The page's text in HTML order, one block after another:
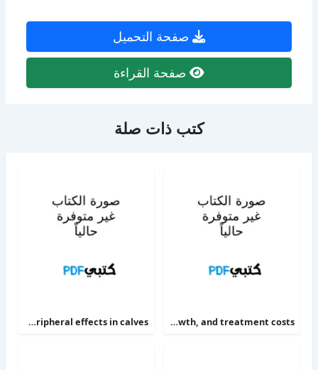
صفحة التحميل
صفحة القراءة
كتب ذات صلة
Targeting therapy to minimize antimicrobial use in preweaned calves effects on health, growth, and treatment costs
The alpha 2-adrenoceptor agonists xylazine and guanfacine exert different central nervous system, but comparable peripheral effects in calves